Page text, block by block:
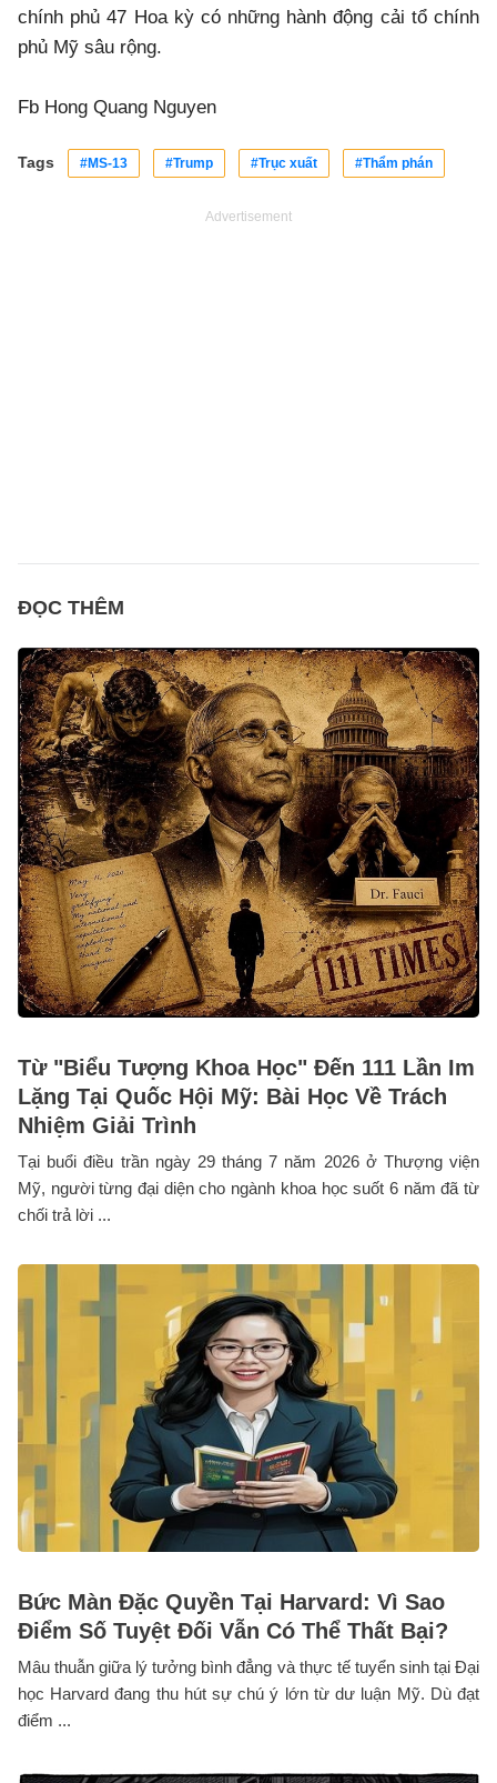
chính phủ 47 Hoa kỳ có những hành động cải tổ chính
phủ Mỹ sâu rộng.
Fb Hong Quang Nguyen
Tags #MS-13 #Trump #Trục xuất #Thẩm phán
Advertisement
ĐỌC THÊM
Từ "Biểu Tượng Khoa Học" Đến 111 Lần Im
Lặng Tại Quốc Hội Mỹ: Bài Học Về Trách
Nhiệm Giải Trình
Tại buổi điều trần ngày 29 tháng 7 năm 2026 ở Thượng viện
Mỹ, người từng đại diện cho ngành khoa học suốt 6 năm đã từ
chối trả lời ...
Bức Màn Đặc Quyền Tại Harvard: Vì Sao
Điểm Số Tuyệt Đối Vẫn Có Thể Thất Bại?
Mâu thuẫn giữa lý tưởng bình đẳng và thực tế tuyển sinh tại Đại
học Harvard đang thu hút sự chú ý lớn từ dư luận Mỹ. Dù đạt
điểm ...